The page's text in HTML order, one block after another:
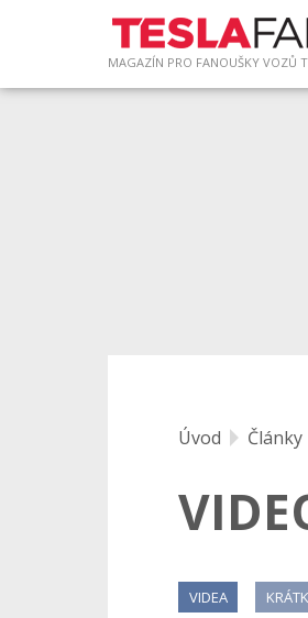
MAGAZÍN PRO FANOUŠKY VOZŮ
Úvod Články
VIDEA